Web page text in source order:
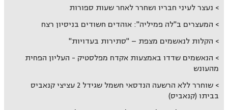
נעצר לעיני חבריו ושחרר לאחר שעות ספורות
המעצרים ב"לה פמיליה": אוהדים חשודים בניסיון רצח
הקלות לנאשמים מצפת – "סתירות בעדויות"
הנאשמים שדדו באמצעות אקדח מפלסטיק - העליון הפחית
מהעונש
שוחרר ללא הרשעה הנדסאי חשמל שגידל 2 עציצי קנאביס
בביתו (קנאביס)